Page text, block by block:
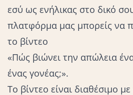
εσύ ως ενήλικας στο δικό
πλατφόρμα μας μπορείς να
το βίντεο
«Πώς βιώνει την απώλεια
ένας γονέας;».
Το βίντεο είναι διαθέσιμο